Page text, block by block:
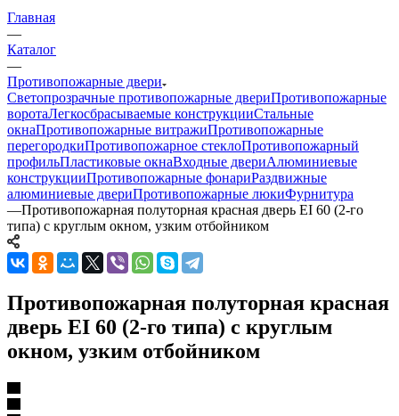
Главная
—
Каталог
—
Противопожарные двери
Светопрозрачные противопожарные двериПротивопожарные
воротаЛегкосбрасываемые конструкцииСтальные
окнаПротивопожарные витражиПротивопожарные
перегородкиПротивопожарное стеклоПротивопожарный
профильПластиковые окнаВходные двериАлюминиевые
конструкцииПротивопожарные фонариРаздвижные
алюминиевые двериПротивопожарные люкиФурнитура
—Противопожарная полуторная красная дверь EI 60 (2-го
типа) с круглым окном, узким отбойником
Противопожарная полуторная красная
дверь EI 60 (2-го типа) с круглым
окном, узким отбойником